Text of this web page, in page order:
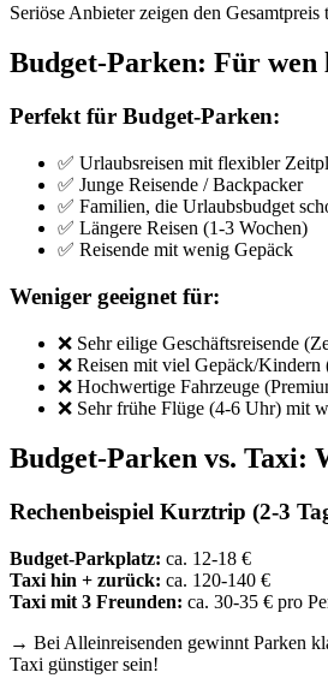
Seriöse Anbieter zeigen den
Budget-Parken: Für wen
Perfekt für Budget-Parken:
✅ Urlaubsreisen mit flexibler
✅ Junge Reisende / Backpacker
✅ Familien, die Urlaubsbudget
✅ Längere Reisen (1-3 Wochen)
✅ Reisende mit wenig Gepäck
Weniger geeignet für:
❌ Sehr eilige Geschäftsreisende
❌ Reisen mit viel Gepäck/
❌ Hochwertige Fahrzeuge
❌ Sehr frühe Flüge (4-6 Uhr) mit
Budget-Parken vs. Taxi:
Rechenbeispiel Kurztrip (2-3
Budget-Parkplatz: ca. 12-18 €
Taxi hin + zurück: ca. 120-140 €
Taxi mit 3 Freunden: ca. 30-35 € pro
→ Bei Alleinreisenden gewinnt Parken
Taxi günstiger sein!